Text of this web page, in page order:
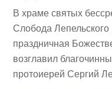
В храме святых
Слобода Лепельского
праздничная
возглавил
протоиерей Сергий